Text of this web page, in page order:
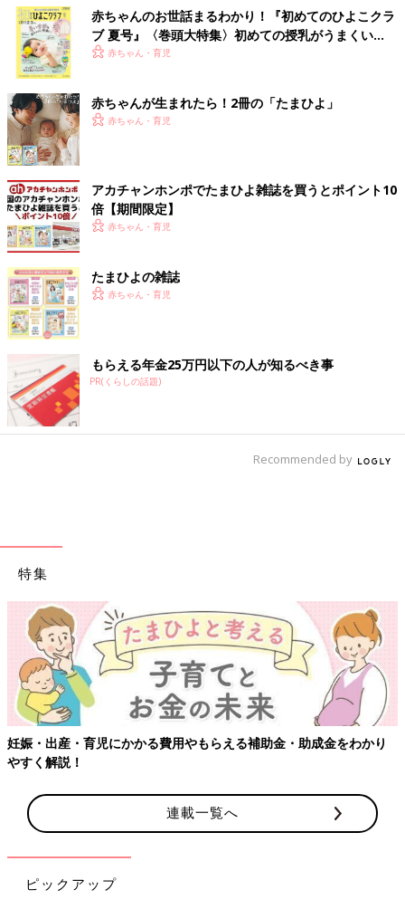
赤ちゃんのお世話まるわかり！『初めてのひよこクラ
ブ 夏号』〈巻頭大特集〉初めての授乳がうまくい
く！ おっぱい・ミルクの基本と夏のトラブル 解決テ
赤ちゃん・育児
赤ちゃんが生まれたら！2冊の「たまひよ」
赤ちゃん・育児
アカチャンホンポでたまひよ雑誌を買うとポイント10
倍【期間限定】
赤ちゃん・育児
たまひよの雑誌
赤ちゃん・育児
もらえる年金25万円以下の人が知るべき事
PR(くらしの話題)
Recommended by
特集
【ワクチン接種できるものも】妊婦の感染症対策、知っておいて！
連載一覧へ
ピックアップ